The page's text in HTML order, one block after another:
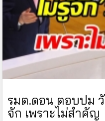
รมต.ดอน ตอบปม
จัก เพราะไม่สำคัญ